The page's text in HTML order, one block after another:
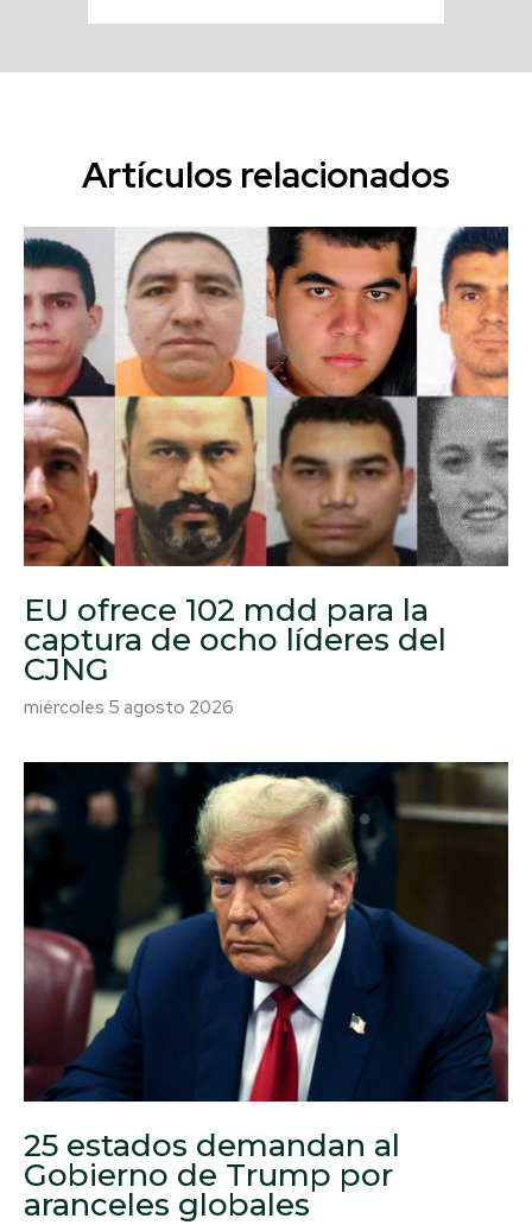
Artículos relacionados
EU ofrece 102 mdd para la
captura de ocho líderes del
CJNG
miércoles 5 agosto 2026
25 estados demandan al
Gobierno de Trump por
aranceles globales